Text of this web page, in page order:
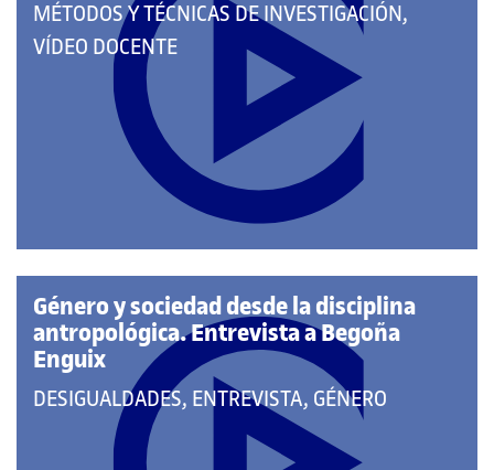
QUE
PERTENECE
CATEGORÍAS:
MÉTODOS Y TÉCNICAS DE INVESTIGACIÓN,
VÍDEO DOCENTE
Género y sociedad desde la disciplina
antropológica. Entrevista a Begoña
Enguix
QUE
PERTENECE
DESIGUALDADES, ENTREVISTA, GÉNERO